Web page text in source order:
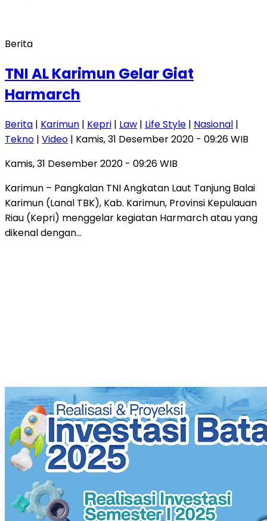
Berita
TNI AL Karimun Gelar Giat
Harmarch
Berita | Karimun | Kepri | Law | Life Style | Nasional |
Tekno | Video | Kamis, 31 Desember 2020 - 09:26 WIB
Kamis, 31 Desember 2020 - 09:26 WIB
Karimun – Pangkalan TNI Angkatan Laut Tanjung Balai
Karimun (Lanal TBK), Kab. Karimun, Provinsi Kepulauan
Riau (Kepri) menggelar kegiatan Harmarch atau yang
dikenal dengan…